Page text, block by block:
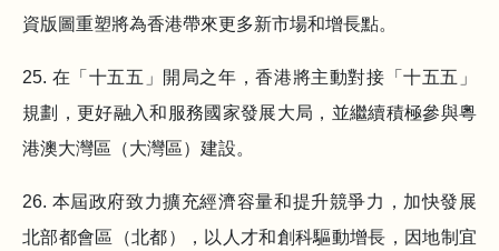
資版圖重塑將為香港帶來更多新市場和增長點。
25. 在「十五五」開局之年，香港將主動對接「十五五」
規劃，更好融入和服務國家發展大局，並繼續積極參與粵
港澳大灣區（大灣區）建設。
26. 本屆政府致力擴充經濟容量和提升競爭力，加快發展
北部都會區（北都），以人才和創科驅動增長，因地制宜